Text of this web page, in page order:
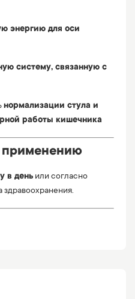
энергию для оси
систему, связанную с
нормализации стула и
работы кишечника
применению
в день или согласно